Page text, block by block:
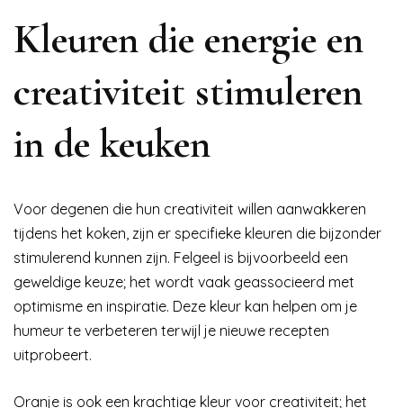
Kleuren die energie en
creativiteit stimuleren
in de keuken
Voor degenen die hun creativiteit willen aanwakkeren
tijdens het koken, zijn er specifieke kleuren die bijzonder
stimulerend kunnen zijn. Felgeel is bijvoorbeeld een
geweldige keuze; het wordt vaak geassocieerd met
optimisme en inspiratie. Deze kleur kan helpen om je
humeur te verbeteren terwijl je nieuwe recepten
uitprobeert.
Oranje is ook een krachtige kleur voor creativiteit; het